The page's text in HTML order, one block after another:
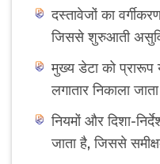
दस्तावेजों का
जिससे शुरुआती
मुख्य डेटा को प्रारूप
लगातार निकाला
नियमों और दिशा-
जाता है, जिससे